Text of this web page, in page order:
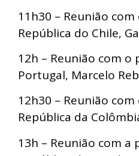
11h30 – Reunião
República do Chile,
12h – Reunião com o
Portugal, Marcelo
12h30 – Reunião
República da
13h – Reunião com a